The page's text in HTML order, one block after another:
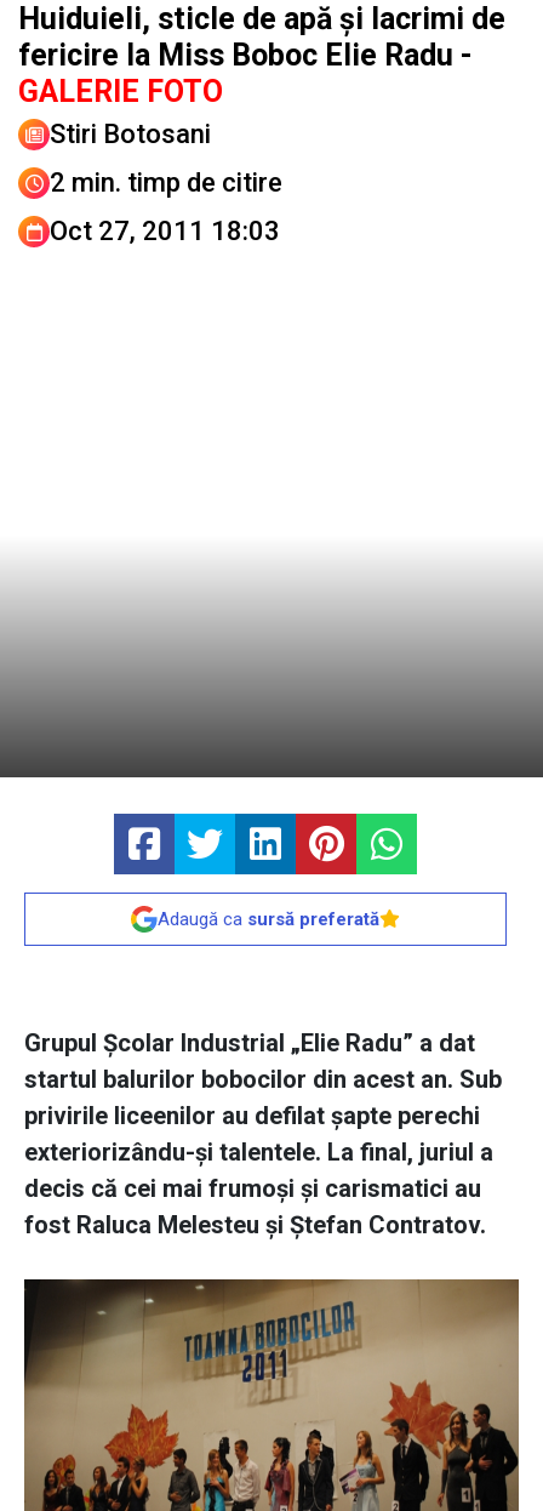
Huiduieli, sticle de apă şi lacrimi de
fericire la Miss Boboc Elie Radu -
GALERIE FOTO
Stiri Botosani
2 min. timp de citire
Oct 27, 2011 18:03
Adaugă ca sursă preferată
Grupul Şcolar Industrial „Elie Radu” a dat
startul balurilor bobocilor din acest an. Sub
privirile liceenilor au defilat şapte perechi
exteriorizându-şi talentele. La final, juriul a
decis că cei mai frumoşi şi carismatici au
fost Raluca Melesteu şi Ştefan Contratov.